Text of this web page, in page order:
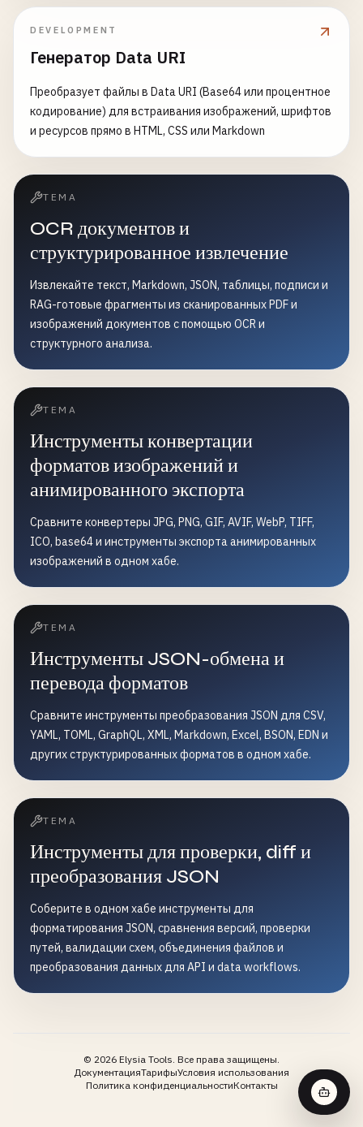
DEVELOPMENT
Генератор Data URI
Преобразует файлы в Data URI (Base64 или процентное
кодирование) для встраивания изображений, шрифтов
и ресурсов прямо в HTML, CSS или Markdown
ТЕМА
OCR документов и
структурированное извлечение
Извлекайте текст, Markdown, JSON, таблицы, подписи и
RAG-готовые фрагменты из сканированных PDF и
изображений документов с помощью OCR и
структурного анализа.
ТЕМА
Инструменты конвертации
форматов изображений и
анимированного экспорта
Сравните конвертеры JPG, PNG, GIF, AVIF, WebP, TIFF,
ICO, base64 и инструменты экспорта анимированных
изображений в одном хабе.
ТЕМА
Инструменты JSON-обмена и
перевода форматов
Сравните инструменты преобразования JSON для CSV,
YAML, TOML, GraphQL, XML, Markdown, Excel, BSON, EDN и
других структурированных форматов в одном хабе.
ТЕМА
Инструменты для проверки, diff и
преобразования JSON
Соберите в одном хабе инструменты для
форматирования JSON, сравнения версий, проверки
путей, валидации схем, объединения файлов и
преобразования данных для API и data workflows.
© 2026 Elysia Tools. Все права защищены.
ДокументацияТарифыУсловия использования
Политика конфиденциальностиКонтакты